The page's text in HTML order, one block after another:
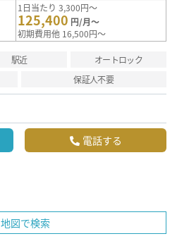
1日当たり 3,300円～
125,400 円/月～
初期費用他 16,500円～
駅近
オートロック
保証人不要
電話する
地図で検索